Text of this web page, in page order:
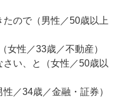
たので（男性／50歳以上
女性／33歳／不動産）
さい、と（女性／50歳以
／34歳／金融・証券）